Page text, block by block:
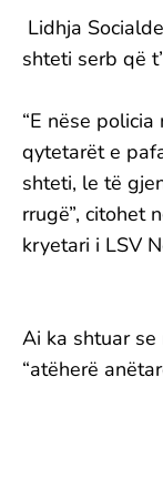
Lidhja
shteti serb që
“E nëse
qytetarët e
shteti, le të
rrugë”, citohet
kryetari i LSV
Ai ka shtuar
“atëherë